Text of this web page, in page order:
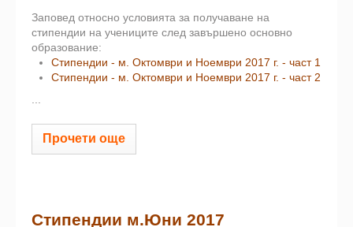
Заповед относно условията за получаване на
стипендии на учениците след завършено основно
образование:
Стипендии - м. Октомври и Ноември 2017 г. - част 1
Стипендии - м. Октомври и Ноември 2017 г. - част 2
...
Прочети още
Стипендии м.Юни 2017